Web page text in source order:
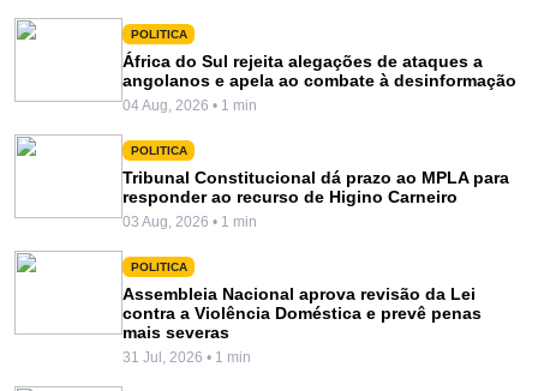
POLITICA
África do Sul rejeita alegações de ataques a
angolanos e apela ao combate à desinformação
04 Aug, 2026 • 1 min
POLITICA
Tribunal Constitucional dá prazo ao MPLA para
responder ao recurso de Higino Carneiro
03 Aug, 2026 • 1 min
POLITICA
Assembleia Nacional aprova revisão da Lei
contra a Violência Doméstica e prevê penas
mais severas
31 Jul, 2026 • 1 min